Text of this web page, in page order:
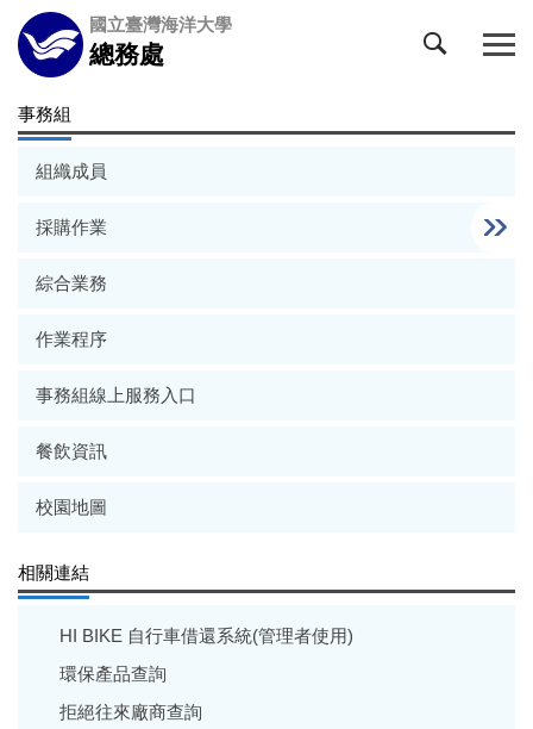
跳
到
主
內
國立臺灣海洋大學
總務處
事務組
組織成員
採購作業
綜合業務
作業程序
事務組線上服務入口
餐飲資訊
校園地圖
相關連結
HI BIKE 自行車借還系統(管理者使用)
環保產品查詢
拒絕往來廠商查詢